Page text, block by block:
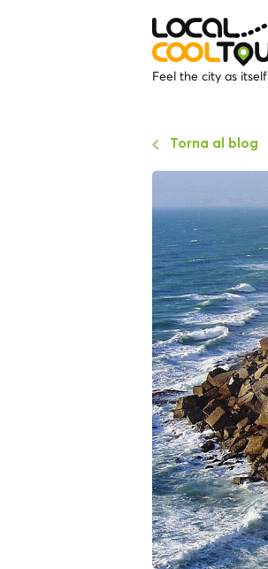
Feel the city as itself
Torna al blog